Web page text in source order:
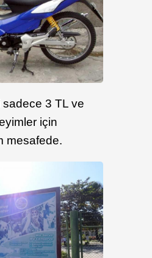
3 TL ve
için
mesafede.